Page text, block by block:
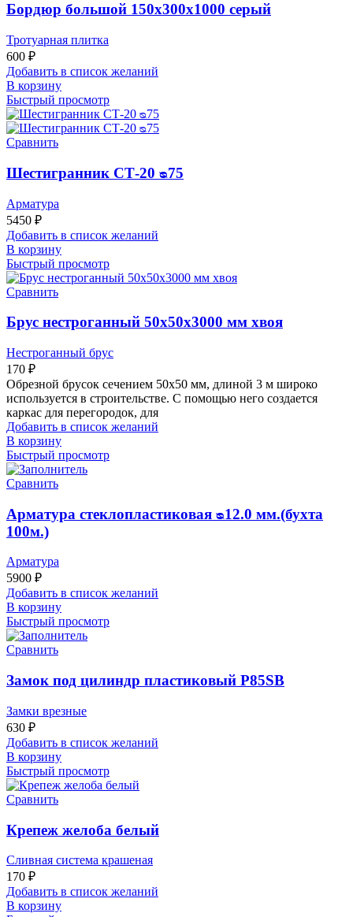
Бордюр большой 150х300х1000 серый
Тротуарная плитка
600 ₽
Добавить в список желаний
В корзину
Быстрый просмотр
Сравнить
Шестигранник СТ-20 ᴓ75
Арматура
5450 ₽
Добавить в список желаний
В корзину
Быстрый просмотр
Сравнить
Брус нестроганный 50х50х3000 мм хвоя
Нестроганный брус
170 ₽
Обрезной брусок сечением 50х50 мм, длиной 3 м широко
используется в строительстве. С помощью него создается
каркас для перегородок, для
Добавить в список желаний
В корзину
Быстрый просмотр
Сравнить
Арматура стеклопластиковая ᴓ12.0 мм.(бухта
100м.)
Арматура
5900 ₽
Добавить в список желаний
В корзину
Быстрый просмотр
Сравнить
Замок под цилиндр пластиковый P85SB
Замки врезные
630 ₽
Добавить в список желаний
В корзину
Быстрый просмотр
Сравнить
Крепеж желоба белый
Сливная система крашеная
170 ₽
Добавить в список желаний
В корзину